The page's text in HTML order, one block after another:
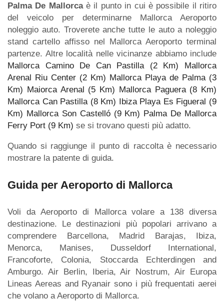
Palma De Mallorcaè il punto in cui è possibile il ritiro
del veicolo per determinarne Mallorca Aeroporto
noleggio auto. Troverete anche tutte le auto a noleggio
stand cartello affisso nel Mallorca Aeroporto terminal
partenze. Altre località nelle vicinanze abbiamo include
Mallorca Camino De Can Pastilla (2 Km)
Mallorca
Arenal Riu Center (2 Km) Mallorca Playa de Palma (3
Km) Maiorca Arenal (5 Km) Mallorca Paguera (8 Km)
Mallorca Can Pastilla (8 Km) Ibiza Playa Es Figueral (9
Km) Mallorca Son Castelló (9 Km) Palma De Mallorca
Ferry Port (9 Km) se si trovano questi più adatto.
Quando si raggiunge il punto di raccolta è necessario
mostrare la patente di guida.
Guida per Aeroporto di Mallorca
Voli da Aeroporto di Mallorca volare a 138 diversa
destinazione. Le destinazioni più popolari arrivano a
comprendere Barcellona, Madrid Barajas, Ibiza,
Menorca, Manises, Dusseldorf International,
Francoforte, Colonia, Stoccarda Echterdingen and
Amburgo. Air Berlin, Iberia, Air Nostrum, Air Europa
Lineas Aereas and Ryanair sono i più frequentati aerei
che volano a Aeroporto di Mallorca.